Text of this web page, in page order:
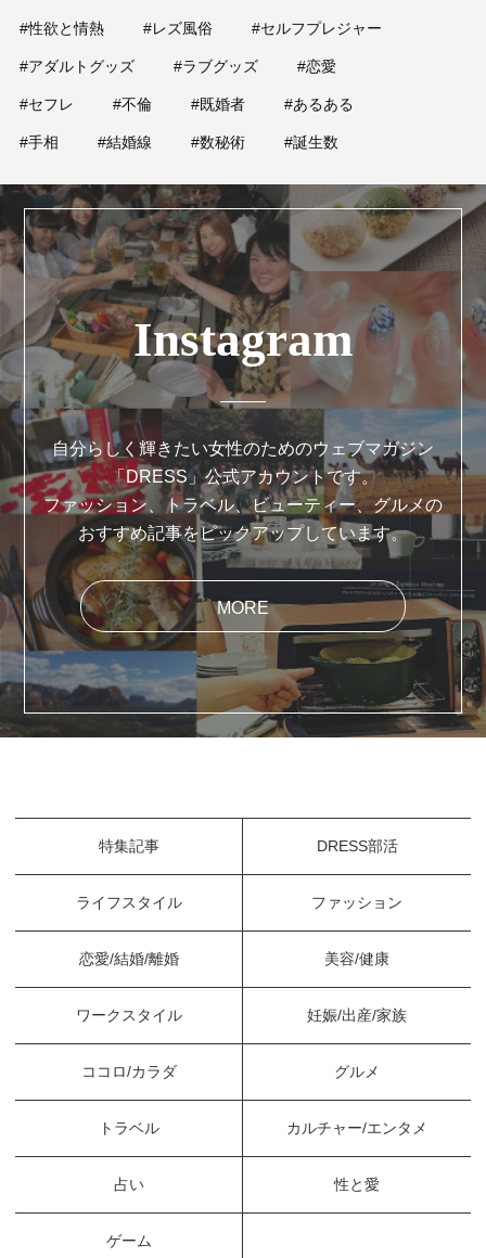
#性欲と情熱 #レズ風俗 #セルフプレジャー
#アダルトグッズ #ラブグッズ #恋愛
#セフレ #不倫 #既婚者 #あるある
#手相 #結婚線 #数秘術 #誕生数
Instagram
自分らしく輝きたい女性のためのウェブマガジン
「DRESS」公式アカウントです。
ファッション、トラベル、ビューティー、グルメの
おすすめ記事をピックアップしています。
MORE
特集記事 DRESS部活
ライフスタイル ファッション
恋愛/結婚/離婚 美容/健康
ワークスタイル 妊娠/出産/家族
ココロ/カラダ グルメ
トラベル カルチャー/エンタメ
占い 性と愛
ゲーム